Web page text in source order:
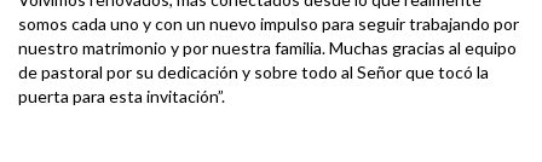
somos cada uno y con un nuevo impulso para seguir trabajando por
nuestro matrimonio y por nuestra familia. Muchas gracias al equipo
de pastoral por su dedicación y sobre todo al Señor que tocó la
puerta para esta invitación”.